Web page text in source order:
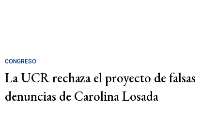
CONGRESO
La UCR rechaza el proyecto de falsas
denuncias de Carolina Losada